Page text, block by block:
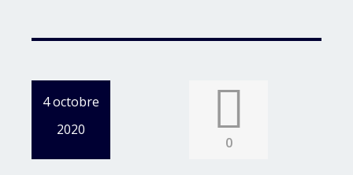
4 octobre
2020
0